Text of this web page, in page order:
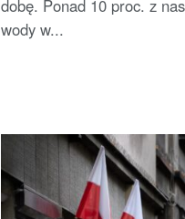
dobę. Ponad 10 proc. z
wody w...